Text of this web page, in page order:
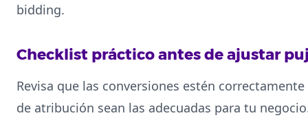
bidding.
Checklist práctico antes de ajustar
Revisa que las conversiones estén
de atribución sean las adecuadas para tu